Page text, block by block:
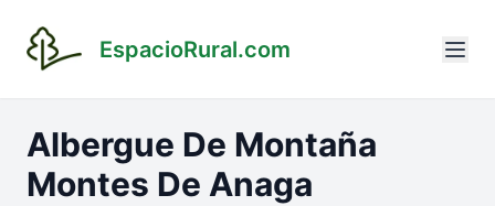
EspacioRural.com
Albergue De Montaña
Montes De Anaga